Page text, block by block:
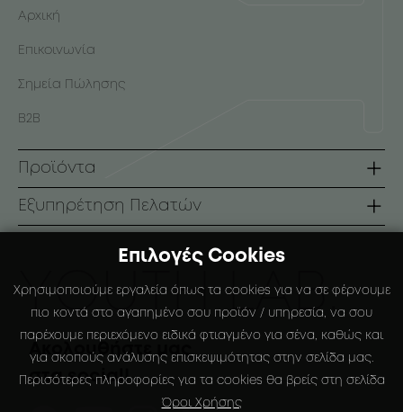
ΥOUTH LAB.
Ακολουθήστε μας
στα social!
Αρχική
Επικοινωνία
Σημεία Πώλησης
B2B
Προϊόντα
Σειρές
Πρόσωπο
Ειδικές Συσκευάσιες
Εξυπηρέτηση Πελατών
Τρόποι Αποστολής
Πολιτική Επιστροφών
Ο Λογαριασμός μου
Επιλογές Cookies
Χρησιμοποιούμε εργαλεία όπως τα cookies για να σε φέρνουμε
πιο κοντά στο αγαπημένο σου προϊόν / υπηρεσία, να σου
παρέχουμε περιεχόμενο ειδικά φτιαγμένο για σένα, καθώς και
για σκοπούς ανάλυσης επισκεψιμότητας στην σελίδα μας.
Περισότερες πληροφορίες για τα cookies θα βρείς στη σελίδα
Όροι Χρήσης